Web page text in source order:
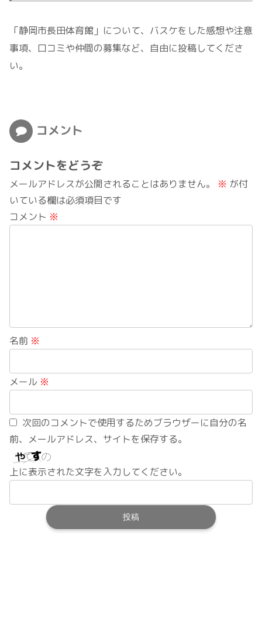
「静岡市長田体育館」について、バスケをした感想や注意
事項、口コミや仲間の募集など、自由に投稿してくださ
い。
コメント
コメントをどうぞ
メールアドレスが公開されることはありません。 ※ が付
いている欄は必須項目です
コメント ※
名前 ※
メール ※
次回のコメントで使用するためブラウザーに自分の名
前、メールアドレス、サイトを保存する。
上に表示された文字を入力してください。